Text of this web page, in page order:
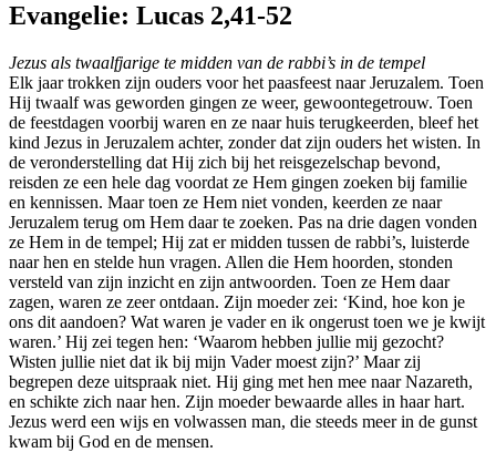
Evangelie: Lucas 2,41-52
Jezus als twaalfjarige te midden van de rabbi’s in de tempel
Elk jaar trokken zijn ouders voor het paasfeest naar Jeruzalem. Toen
Hij twaalf was geworden gingen ze weer, gewoontegetrouw. Toen
de feestdagen voorbij waren en ze naar huis terugkeerden, bleef het
kind Jezus in Jeruzalem achter, zonder dat zijn ouders het wisten. In
de veronderstelling dat Hij zich bij het reisgezelschap bevond,
reisden ze een hele dag voordat ze Hem gingen zoeken bij familie
en kennissen. Maar toen ze Hem niet vonden, keerden ze naar
Jeruzalem terug om Hem daar te zoeken. Pas na drie dagen vonden
ze Hem in de tempel; Hij zat er midden tussen de rabbi’s, luisterde
naar hen en stelde hun vragen. Allen die Hem hoorden, stonden
versteld van zijn inzicht en zijn antwoorden. Toen ze Hem daar
zagen, waren ze zeer ontdaan. Zijn moeder zei: ‘Kind, hoe kon je
ons dit aandoen? Wat waren je vader en ik ongerust toen we je kwijt
waren.’ Hij zei tegen hen: ‘Waarom hebben jullie mij gezocht?
Wisten jullie niet dat ik bij mijn Vader moest zijn?’ Maar zij
begrepen deze uitspraak niet. Hij ging met hen mee naar Nazareth,
en schikte zich naar hen. Zijn moeder bewaarde alles in haar hart.
Jezus werd een wijs en volwassen man, die steeds meer in de gunst
kwam bij God en de mensen.